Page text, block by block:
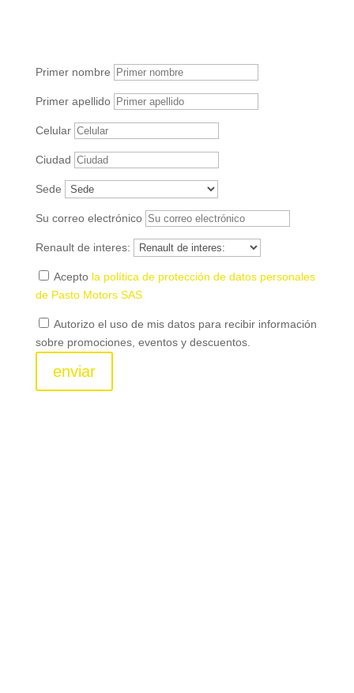
Primer nombre
Primer apellido
Celular
Ciudad
Sede
Su correo electrónico
Renault de interes:
Acepto la política de protección de datos personales
de Pasto Motors SAS
Autorizo el uso de mis datos para recibir información
sobre promociones, eventos y descuentos.
enviar